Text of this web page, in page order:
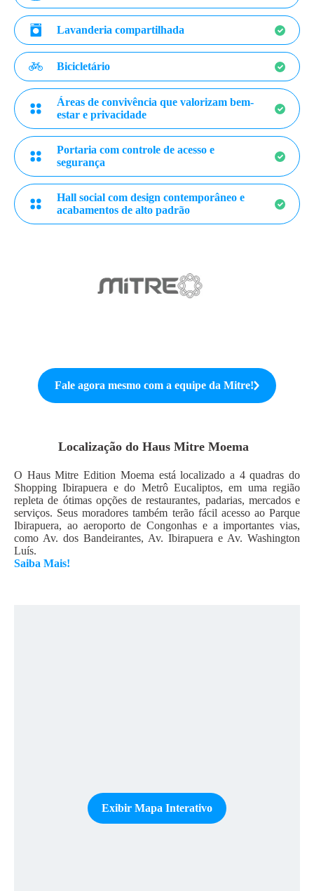
Lavanderia compartilhada
Bicicletário
Áreas de convivência que valorizam bem-
estar e privacidade
Portaria com controle de acesso e
segurança
Hall social com design contemporâneo e
acabamentos de alto padrão
Fale agora mesmo com a equipe da Mitre!
Localização do Haus Mitre Moema
O Haus Mitre Edition Moema está localizado a 4 quadras do
Shopping Ibirapuera e do Metrô Eucaliptos, em uma região
repleta de ótimas opções de restaurantes, padarias, mercados e
serviços. Seus moradores também terão fácil acesso ao Parque
Ibirapuera, ao aeroporto de Congonhas e a importantes vias,
como Av. dos Bandeirantes, Av. Ibirapuera e Av. Washington
Luís.
Saiba Mais!
Exibir Mapa Interativo